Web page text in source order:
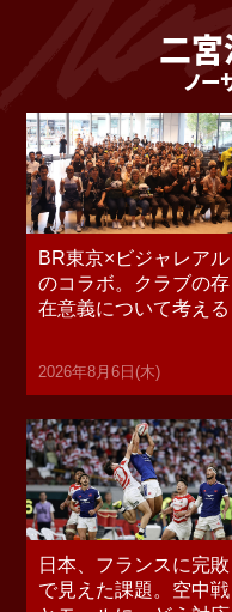
二
ノー
BR東京×ビジャレアル
のコラボ。クラブの存
在意義について考える
2026年8月6日(木)
日本、フランスに完敗
で見えた課題。空中戦